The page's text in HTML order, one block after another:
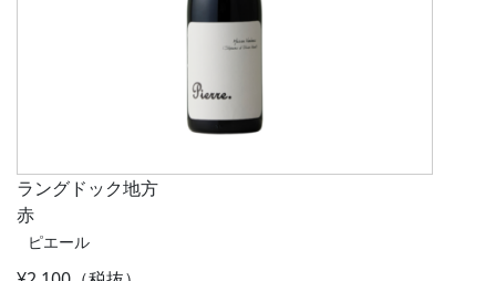
ラングドック地方
赤
ピエール